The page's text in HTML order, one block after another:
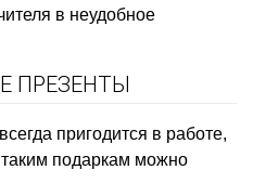
в неудобное
ПРЕЗЕНТЫ
пригодится в работе,
таким подаркам можно